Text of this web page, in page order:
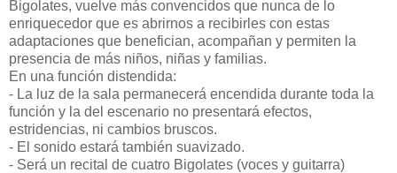
Bigolates, vuelve más convencidos que nunca de lo
enriquecedor que es abrirnos a recibirles con estas
adaptaciones que benefician, acompañan y permiten la
presencia de más niños, niñas y familias.
En una función distendida:
- La luz de la sala permanecerá encendida durante toda la
función y la del escenario no presentará efectos,
estridencias, ni cambios bruscos.
- El sonido estará también suavizado.
- Será un recital de cuatro Bigolates (voces y guitarra)